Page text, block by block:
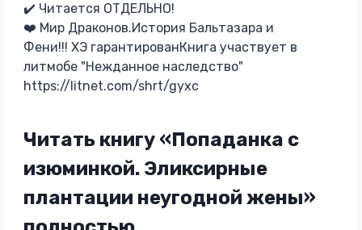
✔️ Читается ОТДЕЛЬНО!
❤️ Мир Драконов.История Бальтазара и
Фени!!! ХЭ гарантированКнига участвует в
литмобе "Нежданное наследство"
https://litnet.com/shrt/gyxc
Читать книгу «Попаданка с
изюминкой. Эликсирные
плантации неугодной жены»